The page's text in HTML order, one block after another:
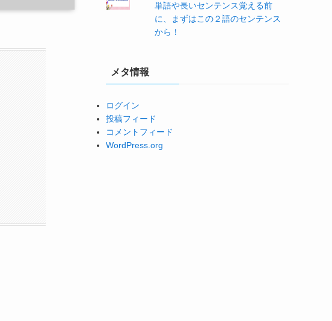
単語や長いセンテンス覚える前
に、まずはこの２語のセンテンス
から！
メタ情報
ログイン
投稿フィード
コメントフィード
WordPress.org